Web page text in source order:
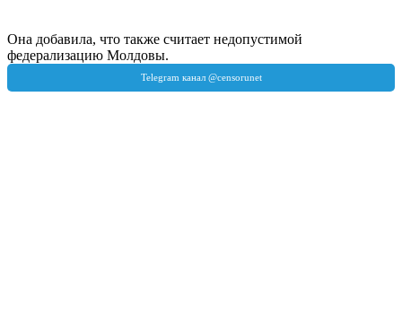
Она добавила, что также считает недопустимой
федерализацию Молдовы.